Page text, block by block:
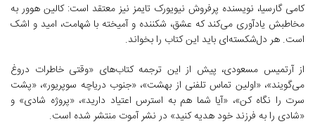
کامی گارسیا، نویسنده‌ پرفروش نیویورک تایمز نیز معتقد است: کالین هوور به
مخاطبش یادآوری می‌کند که عشق، شکننده و آمیخته با شهامت، امید و اشک
است. هر دل‌شکسته‌ای باید این کتاب را بخواند.
از آرتمیس مسعودی، پیش از این ترجمه‌ کتاب‌های «وقتی خاطرات دروغ
می‌گویند»، «اولین تماس تلفنی از بهشت»، «جنوب دریاچه سوپریور»، «پشت
سرت را نگاه کن»، «آیا شما هم به استرس اعتیاد دارید»، «پروژه شادی» و
«شادی را به فرزند خود هدیه کنید» در نشر آموت منتشر شده است.